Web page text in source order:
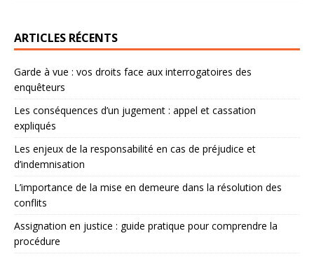
ARTICLES RÉCENTS
Garde à vue : vos droits face aux interrogatoires des
enquêteurs
Les conséquences d’un jugement : appel et cassation
expliqués
Les enjeux de la responsabilité en cas de préjudice et
d’indemnisation
L’importance de la mise en demeure dans la résolution des
conflits
Assignation en justice : guide pratique pour comprendre la
procédure